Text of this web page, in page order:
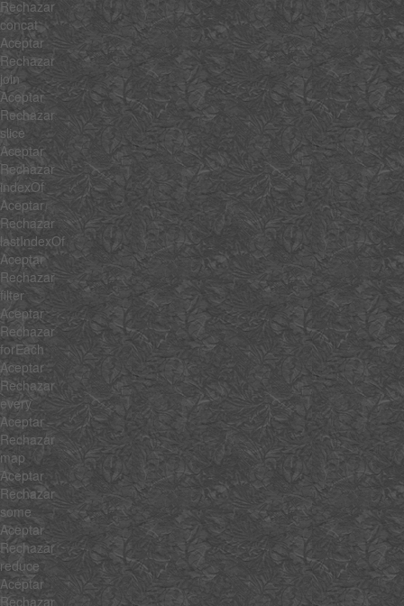
Rechazar
concat
Aceptar
Rechazar
join
Aceptar
Rechazar
slice
Aceptar
Rechazar
indexOf
Aceptar
Rechazar
lastIndexOf
Aceptar
Rechazar
filter
Aceptar
Rechazar
forEach
Aceptar
Rechazar
every
Aceptar
Rechazar
map
Aceptar
Rechazar
some
Aceptar
Rechazar
reduce
Aceptar
Rechazar